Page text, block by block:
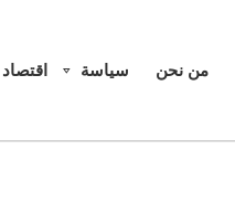
من نحن سياسة اقتصاد